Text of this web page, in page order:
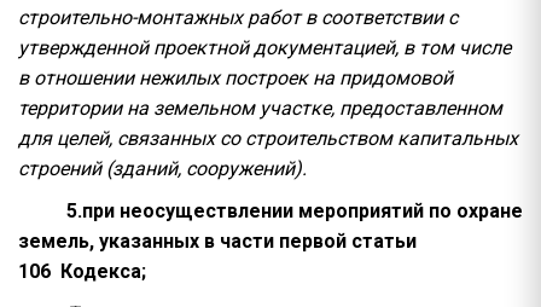
строительно-монтажных работ в соответствии с
утвержденной проектной документацией, в том числе
в отношении нежилых построек на придомовой
территории на земельном участке, предоставленном
для целей, связанных со строительством капитальных
строений (зданий, сооружений).
5.при неосуществлении мероприятий по охране
земель, указанных в части первой статьи
106 Кодекса;